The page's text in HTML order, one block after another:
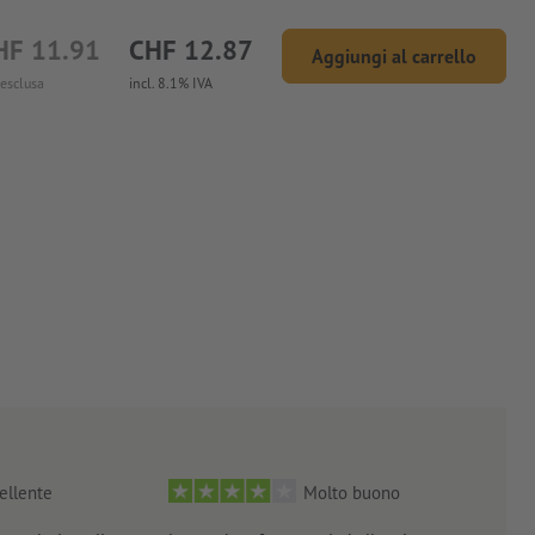
11.91
incl. 8.1% IVA
CHF 12.87 Aggiungi al carrello
Molto buono